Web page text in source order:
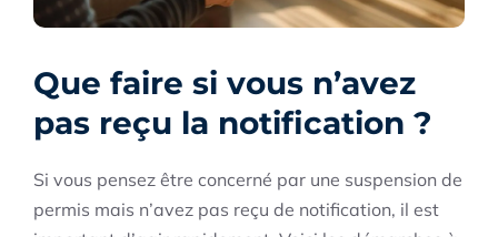
Que faire si vous n’avez
pas reçu la notification ?
Si vous pensez être concerné par une suspension de
permis mais n’avez pas reçu de notification, il est